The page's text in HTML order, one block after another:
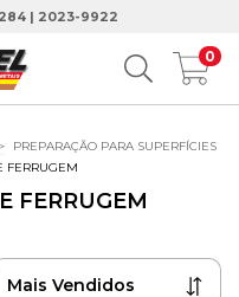
| 2023-9922
0
>
PREPARAÇÃO PARA SUPERFÍCIES
FERRUGEM
FERRUGEM